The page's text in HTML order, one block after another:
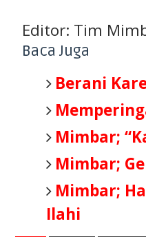
Editor: Tim
Baca Juga
Berani
Mimbar;
Mimbar;
Mimbar;
Ilahi